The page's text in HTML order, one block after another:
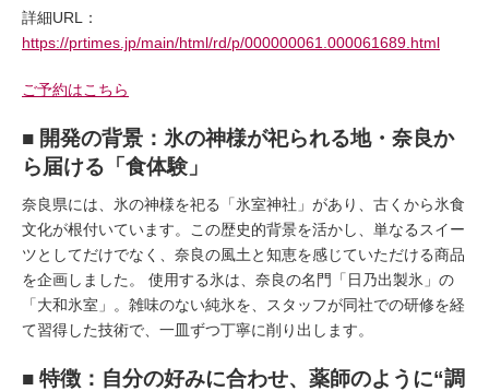
詳細URL：
https://prtimes.jp/main/html/rd/p/000000061.000061689.html
ご予約はこちら
■ 開発の背景：氷の神様が祀られる地・奈良か
ら届ける「食体験」
奈良県には、氷の神様を祀る「氷室神社」があり、古くから氷食
文化が根付いています。この歴史的背景を活かし、単なるスイー
ツとしてだけでなく、奈良の風土と知恵を感じていただける商品
を企画しました。 使用する氷は、奈良の名門「日乃出製氷」の
「大和氷室」。雑味のない純氷を、スタッフが同社での研修を経
て習得した技術で、一皿ずつ丁寧に削り出します。
■ 特徴：自分の好みに合わせ、薬師のように“調